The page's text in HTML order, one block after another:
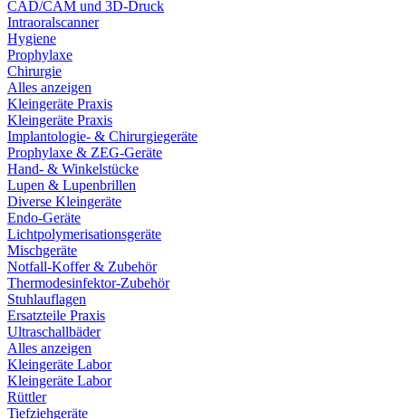
CAD/CAM und 3D-Druck
Intraoralscanner
Hygiene
Prophylaxe
Chirurgie
Alles anzeigen
Kleingeräte Praxis
Kleingeräte Praxis
Implantologie- & Chirurgiegeräte
Prophylaxe & ZEG-Geräte
Hand- & Winkelstücke
Lupen & Lupenbrillen
Diverse Kleingeräte
Endo-Geräte
Lichtpolymerisationsgeräte
Mischgeräte
Notfall-Koffer & Zubehör
Thermodesinfektor-Zubehör
Stuhlauflagen
Ersatzteile Praxis
Ultraschallbäder
Alles anzeigen
Kleingeräte Labor
Kleingeräte Labor
Rüttler
Tiefziehgeräte